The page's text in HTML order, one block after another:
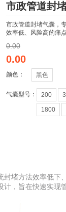
市政管道封
市政管道封堵气囊，
效率低、风险高的痛
0.00
0.00
颜色： 黑色
气囊型号： 200
1800
堵方法效率低
，旨在快速实